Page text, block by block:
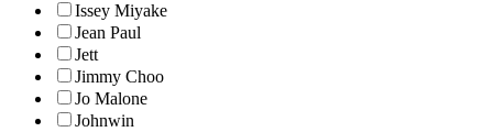
Issey Miyake
Jean Paul
Jett
Jimmy Choo
Jo Malone
Johnwin